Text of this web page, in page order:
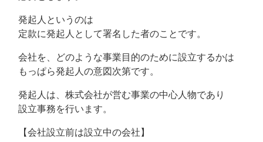
発起人というのは
定款に発起人として署名した者のことです。
会社を、どのような事業目的のために設立するかは
もっぱら発起人の意図次第です。
発起人は、株式会社が営む事業の中心人物であり
設立事務を行います。
【会社設立前は設立中の会社】